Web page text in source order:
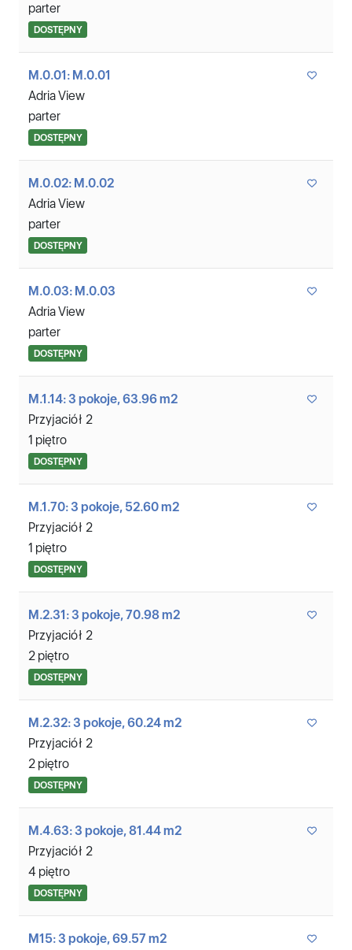
parter
DOSTĘPNY
M.0.01: M.0.01
Adria View
parter
DOSTĘPNY
M.0.02: M.0.02
Adria View
parter
DOSTĘPNY
M.0.03: M.0.03
Adria View
parter
DOSTĘPNY
M.1.14: 3 pokoje, 63.96 m2
Przyjaciół 2
1 piętro
DOSTĘPNY
M.1.70: 3 pokoje, 52.60 m2
Przyjaciół 2
1 piętro
DOSTĘPNY
M.2.31: 3 pokoje, 70.98 m2
Przyjaciół 2
2 piętro
DOSTĘPNY
M.2.32: 3 pokoje, 60.24 m2
Przyjaciół 2
2 piętro
DOSTĘPNY
M.4.63: 3 pokoje, 81.44 m2
Przyjaciół 2
4 piętro
DOSTĘPNY
M15: 3 pokoje, 69.57 m2